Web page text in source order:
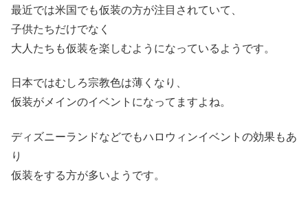
最近では米国でも仮装の方が注目されていて、
子供たちだけでなく
大人たちも仮装を楽しむようになっているようです。
日本ではむしろ宗教色は薄くなり、
仮装がメインのイベントになってますよね。
ディズニーランドなどでもハロウィンイベントの効果もあ
り
仮装をする方が多いようです。